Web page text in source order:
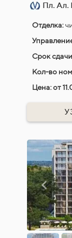
Пл. Ал.
Отделка:
Срок
Кол-во
Цена:от